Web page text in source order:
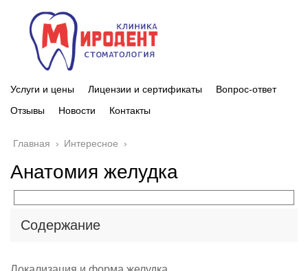
Услуги и цены Лицензии и сертификаты
Вопрос-ответ
Отзывы
Новости Контакты
Главная › Интересное ›
Анатомия желудка
Содержание